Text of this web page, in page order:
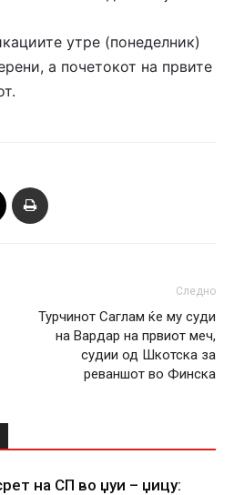
утре (понеделник)
а почетокот на првите
Следно
Турчинот Саглам ќе му суди
на Вардар на првиот меч,
судии од Шкотска за
реваншот во Финска
на СП во џуи – џицу: